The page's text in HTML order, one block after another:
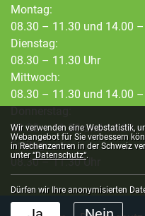
Montag:
08.30 – 11.30 und 14.00
Dienstag:
08.30 – 11.30 Uhr
Mittwoch:
08.30 – 11.30 und 14.00
08.30 – 11.30 und 14.00
Freitag:
08.30 – 11.30 Uhr
Webstatistik
Wir verwenden eine Webstatistik,
Webangebot für Sie verbessern
in Rechenzentren in der Schweiz
unter“Datenschutz“.
Dürfen wir Ihre anonymisierten